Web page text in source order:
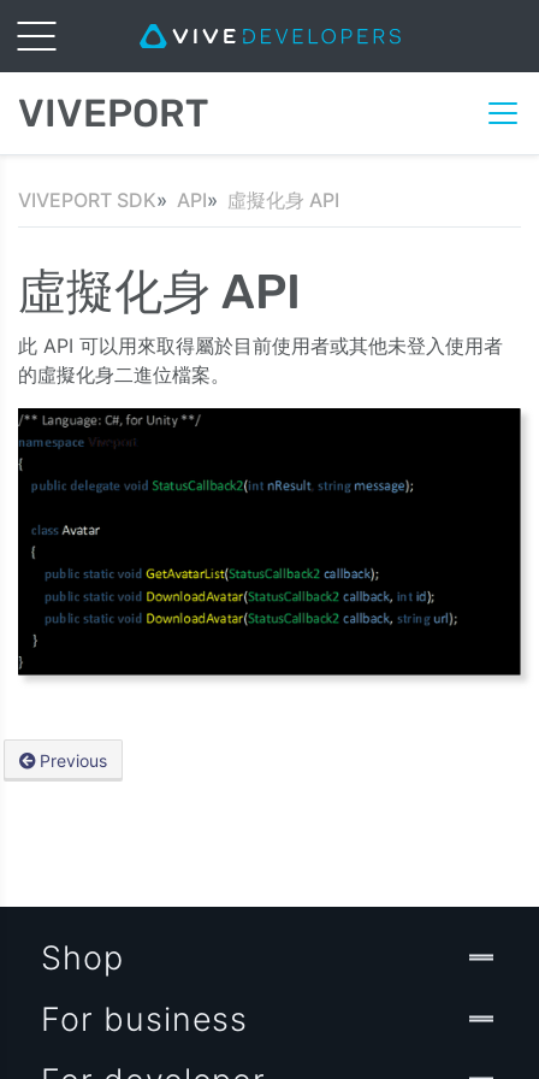
VIVEPORT
VIVEPORT SDK API 虛擬化身 API
虛擬化身 API
此 API 可以用來取得屬於目前使用者或其他未登入使用者
的虛擬化身二進位檔案。
Previous
Shop
For business